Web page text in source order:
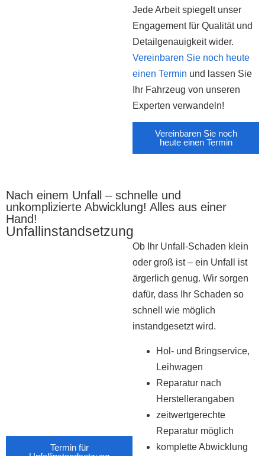
Jede Arbeit spiegelt unser
Engagement für Qualität und
Detailgenauigkeit wider.
Vereinbaren Sie noch heute
einen Termin und lassen Sie
Ihr Fahrzeug von unseren
Experten verwandeln!
Vereinbaren Sie noch
heute einen Termin
Nach einem Unfall – schnelle und
unkomplizierte Abwicklung! Alles aus einer
Hand!
Unfallinstandsetzung
Ob Ihr Unfall-Schaden klein
oder groß ist – ein Unfall ist
ärgerlich genug. Wir sorgen
dafür, dass Ihr Schaden so
schnell wie möglich
instandgesetzt wird.
Hol- und Bringservice,
Leihwagen
Reparatur nach
Herstellerangaben
zeitwertgerechte
Reparatur möglich
komplette Abwicklung
Termin für